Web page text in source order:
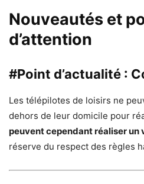
Nouveautés et
d’attention
#Point d’actualité :
Les télépilotes de loisirs ne
dehors de leur domicile pour
peuvent cependant réaliser un
réserve du respect des règles